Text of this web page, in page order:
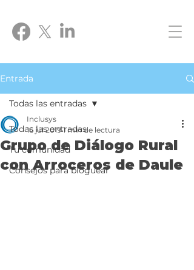
Entrada
Todas las entradas
Tu comunidad
Consejos para bloguear
Todas las entradas
Grupo de Diálogo Rural
con Arroceros de Daule
Inclusys
16 jul 2019 1 min de lectura